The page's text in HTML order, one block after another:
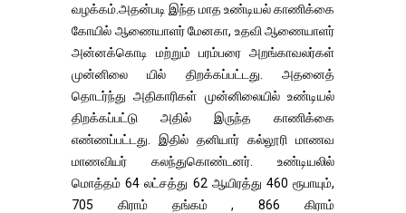
வழக்கம்.அதன்படி இந்த மாத உண்டியல் காணிக்கை
கோயில் ஆணையாளர் மேனகா, உதவி ஆணையாளர்
அன்னக்கொடி மற்றும் பரம்பரை அறங்காவலர்கள்
முன்னிலை யில் திறக்கப்பட்டது. அதனைத்
தொடர்ந்து அதிகாரிகள் முன்னிலையில் உண்டியல்
திறக்கப்பட்டு அதில் இருந்த காணிக்கை
எண்ணப்பட்டது. இதில் தனியார் கல்லூரி மாணவ
மாணவியர் கலந்துகொண்டனர். உண்டியலில்
மொத்தம் 64 லட்சத்து 62 ஆயிரத்து 460 ரூபாயும்,
705 கிராம் தங்கம் , 866 கிராம்